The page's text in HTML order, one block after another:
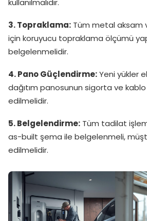
kullanılmalıdır.
3. Topraklama: Tüm metal aksam
için koruyucu topraklama ölçümü
belgelenmelidir.
4. Pano Güçlendirme:Yeni yükler
dağıtım panosunun sigorta ve
edilmelidir.
5. Belgelendirme: Tüm tadilat
as-built şema ile belgelenmeli,
edilmelidir.